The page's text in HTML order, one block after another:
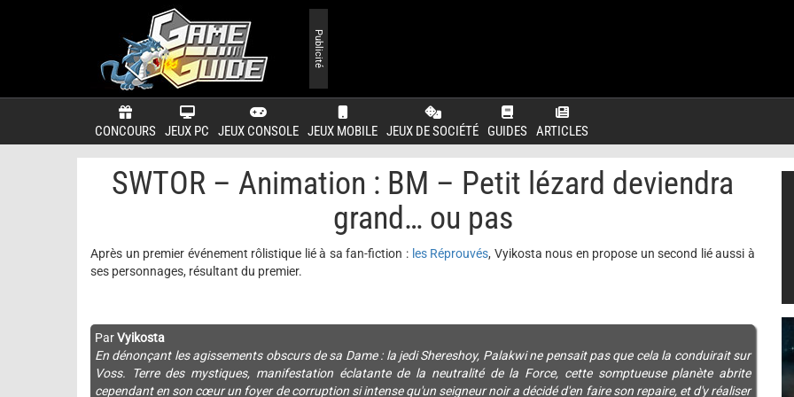
CONCOURS JEUX PC JEUX CONSOLE JEUX MOBILE JEUX DE SOCIÉTÉ GUIDES ARTICLES
Publicité
SWTOR – Animation : BM – Petit lézard deviendra
grand… ou pas
Après un premier événement rôlistique lié à sa fan-fiction : les Réprouvés, Vyikosta nous en propose un second lié aussi à
ses personnages, résultant du premier.
ParVyikosta
En dénonçant les agissements obscurs de sa Dame : la jedi Shereshoy, Palakwi ne pensait pas que cela la conduirait sur
Voss. Terre des mystiques, manifestation éclatante de la neutralité de la Force, cette somptueuse planète abrite
cependant en son cœur un foyer de corruption si intense qu'un seigneur noir a décidé d'en faire son repaire, et d'y réaliser